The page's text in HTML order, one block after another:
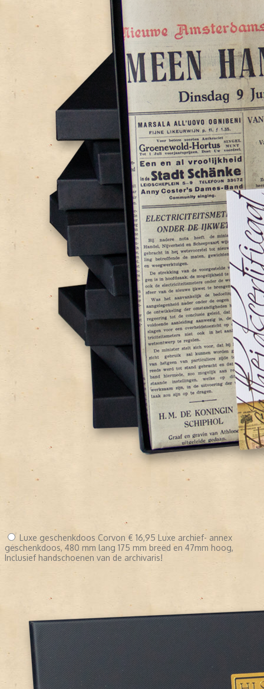
Luxe geschenkdoos Corvon € 16,95 Luxe archief- annex
geschenkdoos, 480 mm lang 175 mm breed en 47mm hoog,
Inclusief handschoenen van de archivaris!